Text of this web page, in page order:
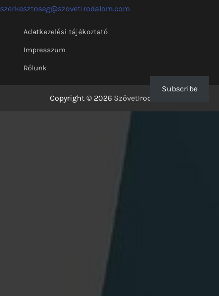
szerkesztoseg@szovetirodalom.com
Adatkezelési tájékoztató
Impresszum
Rólunk
Copyright © 2026 SzövetIrodalom
Subscribe